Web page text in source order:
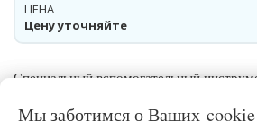
Цену уточняйте
ЦЕНА
Специальный вспомогательный
Предназначен для демонтажа крышки
духовке
Мы заботимся о Ваших cookie